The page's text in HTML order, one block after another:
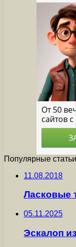
Популярные статьи
11.08.2018
Ласковые
05.11.2025
Эскалоп